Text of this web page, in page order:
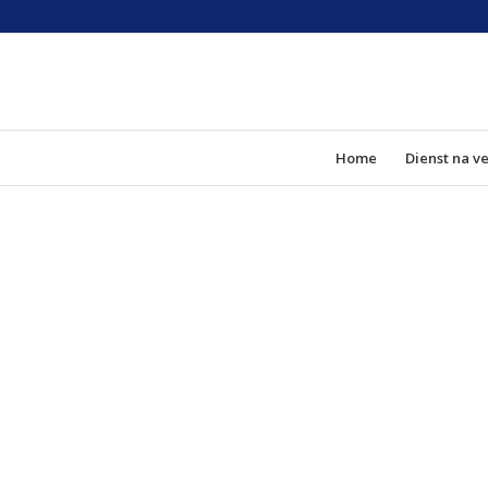
Home Dienst na